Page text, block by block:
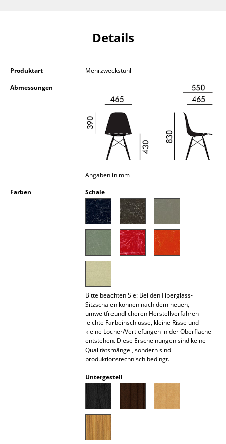
Licht
Hängeleuchten & Deckenleuchten
Stehleuchten & Leseleuchten
Outdoor-Leuchten
Nachttische & Bettzubehör
Details
Produktart
Mehrzweckstuhl
Abmessungen
Angaben in mm
Farben Schale
Bitte beachten Sie: Bei den Fiberglass-
Sitzschalen können nach dem neuen,
umweltfreundlicheren Herstellverfahren
leichte Farbeinschlüsse, kleine Risse und
kleine Löcher/Vertiefungen in der Oberfläche
entstehen. Diese Erscheinungen sind keine
Qualitätsmängel, sondern sind
produktionstechnisch bedingt.
Untergestell